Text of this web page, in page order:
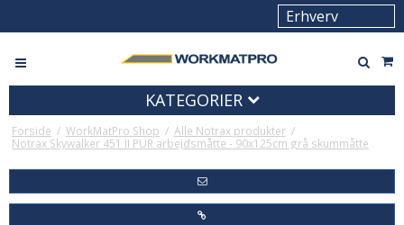
KATEGORIER
Forside / WorkMatPro Shop / Alle Notrax produkter /
Notrax Skywalker 451 II PUR arbejdsmåtte - 90x125cm grå skummåtte